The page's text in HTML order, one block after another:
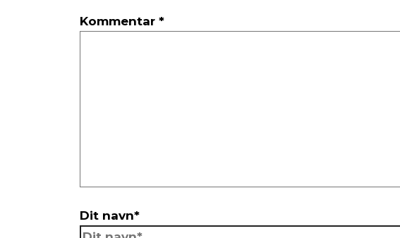
Kommentar*
Dit navn*